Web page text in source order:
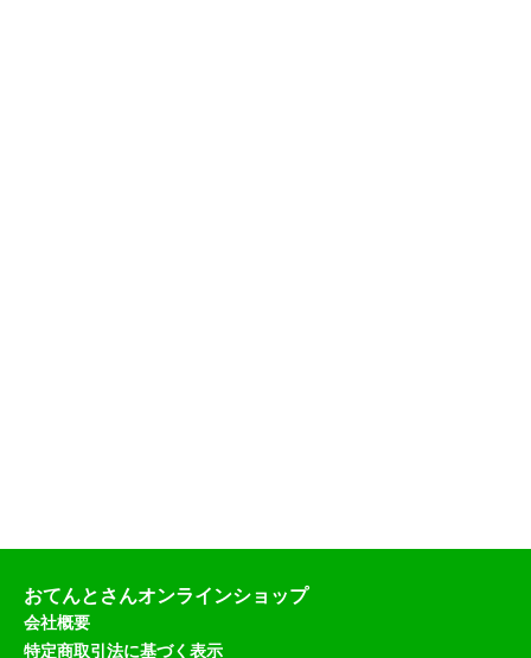
おてんとさんオンラインショップ
会社概要
特定商取引法に基づく表示